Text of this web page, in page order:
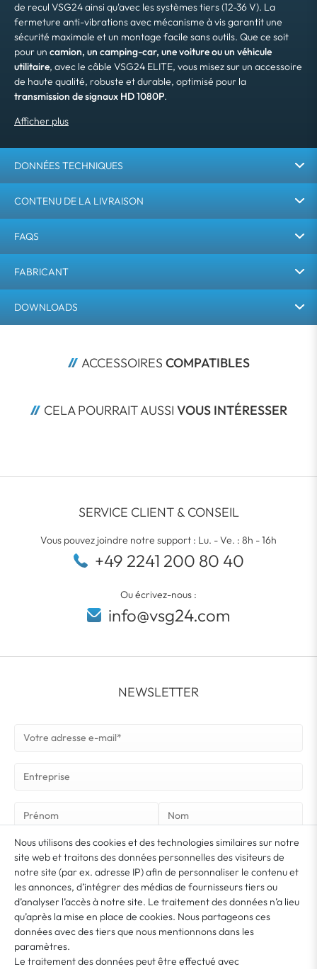
de recul VSG24 ainsi qu'avec les systèmes tiers (12-36 V). La
fermeture anti-vibrations avec mécanisme à vis garantit une
sécurité maximale et un montage facile sans outils. Que ce soit
pour un camion, un camping-car, une voiture ou un véhicule
utilitaire, avec le câble VSG24 ELITE, vous misez sur un accessoire
de haute qualité, robuste et durable, optimisé pour la
transmission de signaux HD 1080P.
DONNÉES TECHNIQUES
CONTENU DE LA LIVRAISON
FAQS
FABRICANT
DOWNLOADS
ACCESSOIRES COMPATIBLES
CELA POURRAIT AUSSI VOUS INTÉRESSER
SERVICE CLIENT & CONSEIL
Vous pouvez joindre notre support : Lu. - Ve. : 8h - 16h
+49 2241 200 80 40
Ou écrivez-nous :
info@vsg24.com
NEWSLETTER
S’ABONNER À LA NEWSLETTER
Vous acceptez que vos données soient utilisées pour l’envoi de notre newsletter. La
informations et indications de révocation dans notreDéclaration de confidentialité*
MON COMPTE
Nous utilisons des cookies et des technologies similaires sur notre
site web et traitons des données personnelles des visiteurs de
notre site (par ex. adresse IP) afin de personnaliser le contenu et
les annonces, d’intégrer des médias de fournisseurs tiers ou
d’analyser l’accès à notre site. Le traitement des données n’a lieu
qu’après la mise en place de cookies. Nous partageons ces
données avec des tiers que nous mentionnons dans les
paramètres.
Le traitement des données peut être effectué avec